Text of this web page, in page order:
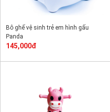
Bô ghế vệ sinh trẻ em hình gấu
Panda
145,000đ